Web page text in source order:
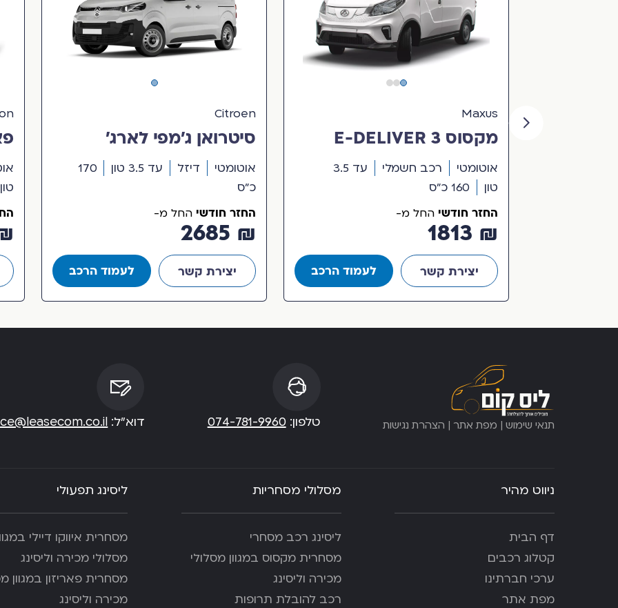
Maxus
מקסוס 3 E-DELIVER
אוטומטי רכב חשמלי
עד 3.5
טון
160 כ"ס
החזר חודשי החל מ-
₪ 1813
יצירת קשר לעמוד הרכב
Citroen
סיטרואן ג’מפי לארג’
אוטומטי דיזל עד 3.5 טון
170
כ"ס
החזר חודשי החל מ-
₪ 2685
יצירת קשר לעמוד הרכב
טון
תנאי שימוש | מפת אתר | הצהרת נגישות טלפון: 074-781-9960 דוא”ל:
ניווט מהיר
דף הבית
קטלוג רכבים
ערכי חברתינו
מפת אתר
מסלולי מסחריות
ליסינג רכב מסחרי
מסחרית מקסוס במגוון מסלולי
מכירה וליסינג
רכב להובלת תרופות
ליסינג תפעולי
מסחרית איווקו דיילי
מסלולי מכירה וליסינג
מסחרית פאריזון במגוון
מכירה וליסינג